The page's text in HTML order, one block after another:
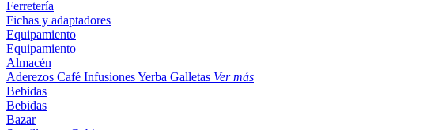
Ferretería
Fichas y adaptadores
Equipamiento
Equipamiento
Almacén
Aderezos Café InfusionesYerba Galletas Ver más
Bebidas
Bebidas
Bazar